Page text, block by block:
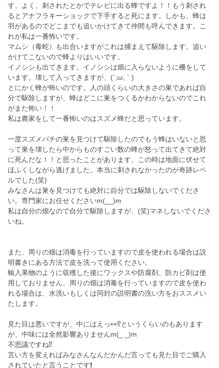
す。よく、刺されたとかでテレビに出る蜂ですよ！！もう刺され
るとアナフラキーショックで下手すると死にます。しかも、蜂は
羽があるのでどこまでも追いかけてきて仲間も呼んできます。こ
れが私は一番怖いです。
マムシ（毒蛇）も出合いますがこれは捕まえて駆除します。追い
かけてこないので蜂よりはいいです。
イノシシも出てきます。イノシシは畑に入らないように柵をして
います。壊して入ってきますが、(´;ω;｀)
とにかく蜂が怖いのです。人の頭くらいの大きさの巣であれば自
分で駆除しますが、蜂はどこに巣をつくるかわからないのでこれ
がまた怖い！！
私は農家をして一番怖いのはスズメ蜂だと思っています。
一度スズメバチの巣を見つけて駆除したのでもう蜂はいないと思
って巣を壊したら中からものすごい数の蜂が怒って出てきて絶対
に死んだな！！と思ったことがあります。この時は地面に伏せて
ほふくしながら逃げました。本当に刺されなかったのが奇跡レベ
ルでした(笑)
みなさんは巣を見つけても絶対に自分では駆除しないでくださ
い。専門家にお任せくださいm(__)m
私は自分の畑なので自分で駆除しますが、(笑)マネしないでくださ
いね。
また、周りの畑は消毒を行っていますので皮を使われる場合は説
明書きにある方法で皮を洗って使用ください。
輸入果物のように収穫した後にワックスや防腐剤、防カビ剤は使
用しておりません。周りの畑は消毒を行っていますので皮を使わ
れる場合は、水洗いもしくは同封の説明書の洗い方をおススメい
たします。
見た目は悪いですが、中にはえっ👀⁉️というくらいのもあります
が、中味には全然影響ありませんm(_ _)m
不思議ですね⁉️
言い方を変えればみなさんなんだかんだ言っても見た目でご購入
されていたと言うことです❗